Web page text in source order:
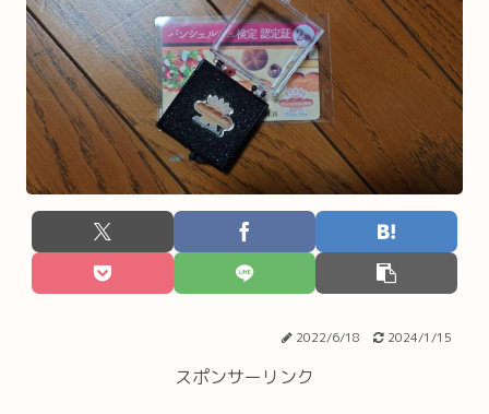
2022/6/18 2024/1/15
スポンサーリンク